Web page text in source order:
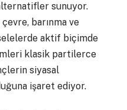
sunuyor.
barınma ve
aktif biçimde
klasik partilerce
siyasal
işaret ediyor.